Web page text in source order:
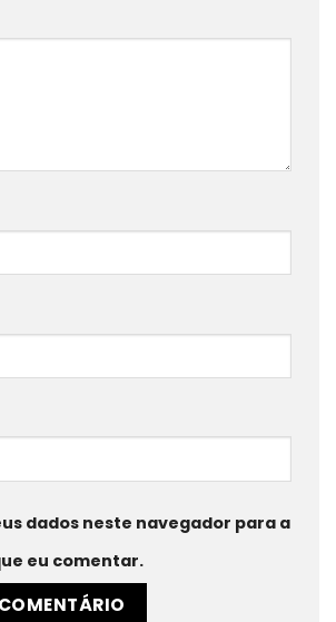
dados neste navegador para a
eu comentar.